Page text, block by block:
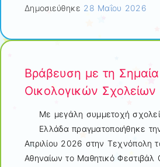
Δημοσιεύθηκε 28 Μαΐου 2026
Βράβευση με τη
Οικολογικών Σχολείων
Με μεγάλη συμμετοχή
Ελλάδα πραγματοποιήθηκε
Απριλίου 2026 στην Τεχνόπολη
Αθηναίων το Μαθητικό Φεστιβάλ